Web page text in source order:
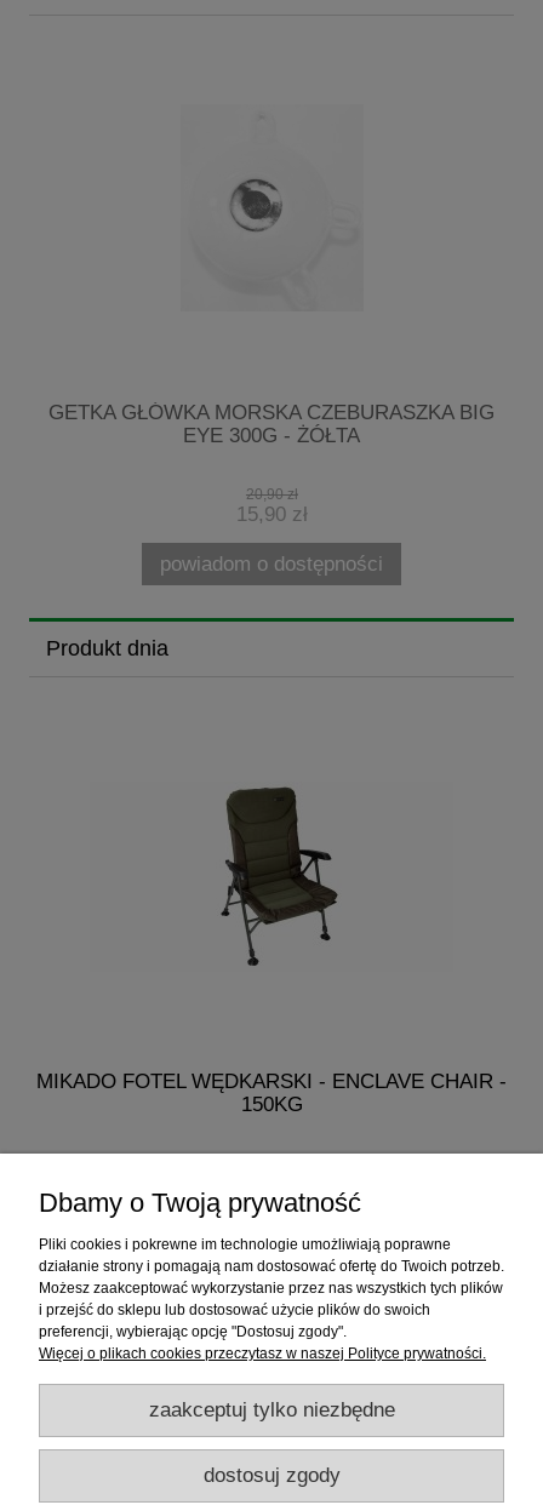
GETKA GŁÓWKA MORSKA CZEBURASZKA BIG
EYE 300G - ŻÓŁTA
20,90 zł
15,90 zł
powiadom o dostępności
Produkt dnia
MIKADO FOTEL WĘDKARSKI - ENCLAVE CHAIR -
150KG
do koszyka
Informacje
Sklep internetowy
RATY
Dbamy o Twoją prywatność
Pliki cookies i pokrewne im technologie umożliwiają poprawne
działanie strony i pomagają nam dostosować ofertę do Twoich potrzeb.
Możesz zaakceptować wykorzystanie przez nas wszystkich tych plików
i przejść do sklepu lub dostosować użycie plików do swoich
preferencji, wybierając opcję "Dostosuj zgody".
Więcej o plikach cookies przeczytasz w naszej Polityce prywatności.
zaakceptuj tylko niezbędne
dostosuj zgody